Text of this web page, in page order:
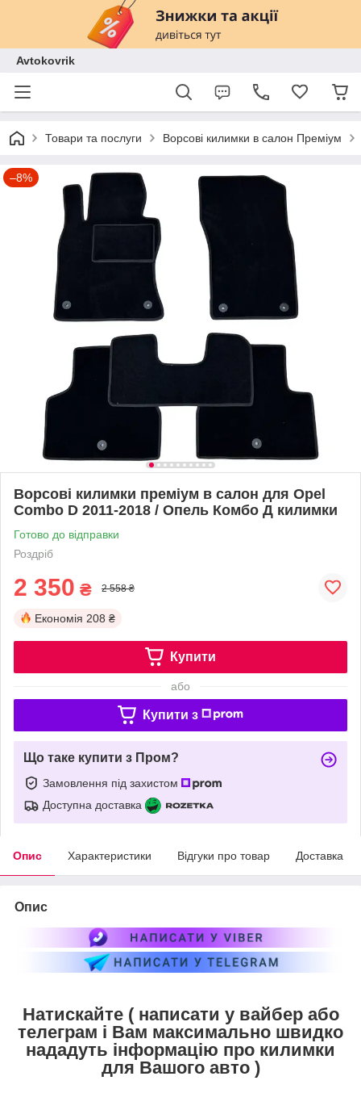
Avtokovrik
Товари та послуги Ворсові килимки в салон Преміум
–8%
Ворсові килимки преміум в салон для Opel
Combo D 2011-2018 / Опель Комбо Д килимки
Готово до відправки
Роздріб
2 350 ₴ 2 558 ₴
Економія 208 ₴
Купити
або
Купити з
Що таке купити з Пром?
Замовлення під захистом
Доступна доставка
Опис Характеристики Відгуки про товар Доставка
Опис
Натискайте ( написати у вайбер або
телеграм і Вам максимально швидко
нададуть інформацію про килимки
для Вашого авто )